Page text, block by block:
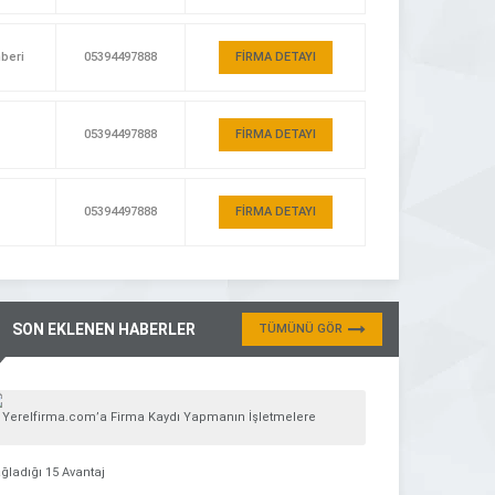
05394497888 FİRMA DETAYI
05394497888 FİRMA DETAYI
05394497888 FİRMA DETAYI
SON EKLENEN HABERLER TÜMÜNÜ GÖR